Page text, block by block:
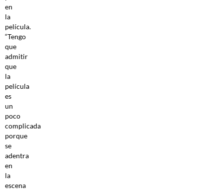
en
la
película.
“Tengo
que
admitir
que
la
película
es
un
poco
complicada
porque
se
adentra
en
la
escena